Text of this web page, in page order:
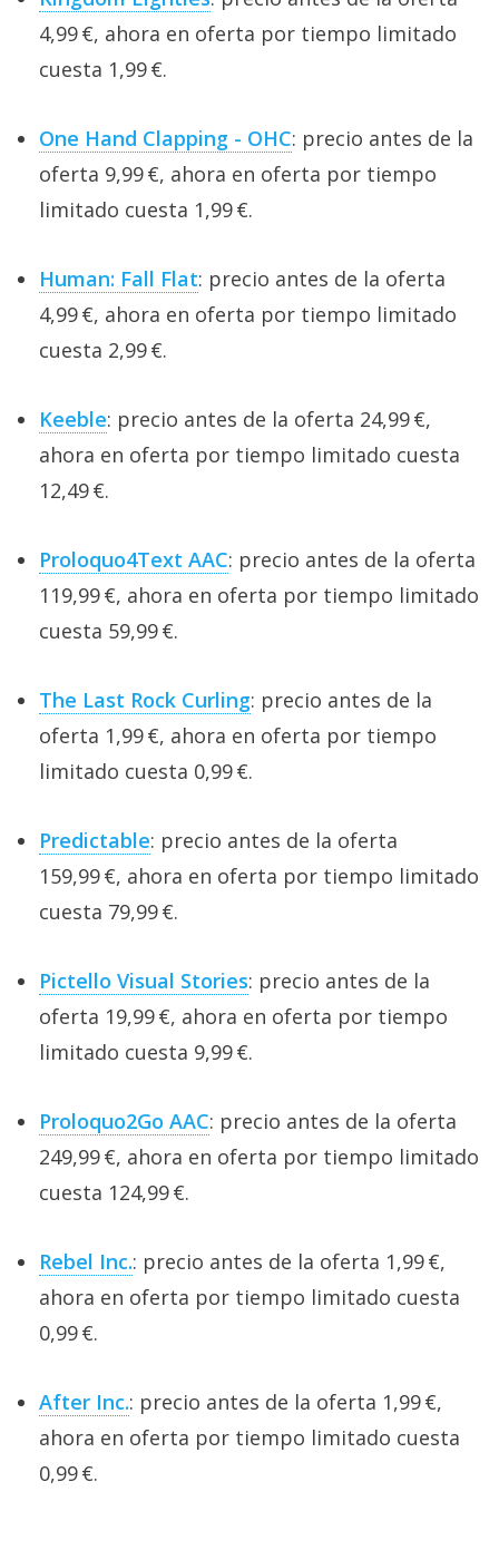
4,99 €, ahora en oferta por tiempo limitado
cuesta 1,99 €.
One Hand Clapping - OHC: precio antes de la
oferta 9,99 €, ahora en oferta por tiempo
limitado cuesta 1,99 €.
Human: Fall Flat: precio antes de la oferta
4,99 €, ahora en oferta por tiempo limitado
cuesta 2,99 €.
Keeble: precio antes de la oferta 24,99 €,
ahora en oferta por tiempo limitado cuesta
12,49 €.
Proloquo4Text AAC: precio antes de la oferta
119,99 €, ahora en oferta por tiempo limitado
cuesta 59,99 €.
The Last Rock Curling: precio antes de la
oferta 1,99 €, ahora en oferta por tiempo
limitado cuesta 0,99 €.
Predictable: precio antes de la oferta
159,99 €, ahora en oferta por tiempo limitado
cuesta 79,99 €.
Pictello Visual Stories: precio antes de la
oferta 19,99 €, ahora en oferta por tiempo
limitado cuesta 9,99 €.
Proloquo2Go AAC: precio antes de la oferta
249,99 €, ahora en oferta por tiempo limitado
cuesta 124,99 €.
Rebel Inc.: precio antes de la oferta 1,99 €,
ahora en oferta por tiempo limitado cuesta
0,99 €.
After Inc.: precio antes de la oferta 1,99 €,
ahora en oferta por tiempo limitado cuesta
0,99 €.